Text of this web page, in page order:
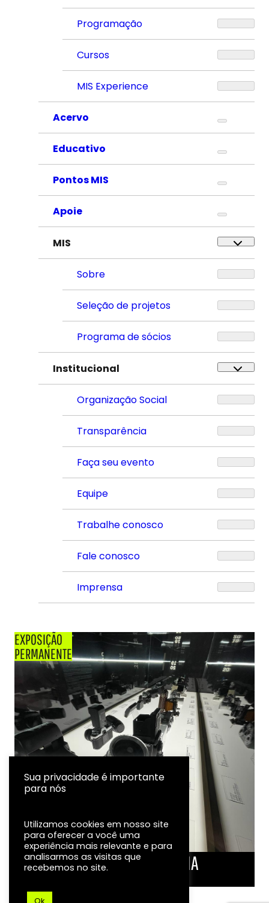
Programação
Cursos
MIS Experience
Acervo
Educativo
Pontos MIS
Apoie
MIS
Sobre
Seleção de projetos
Programa de sócios
Institucional
Organização Social
Transparência
Faça seu evento
Equipe
Trabalhe conosco
Fale conosco
Imprensa
EXPOSIÇÃO
PERMANENTE
LINHA DO TEMPO DA FOTOGRAFIA
Sua privacidade é importante
para nós
Utilizamos cookies em nosso site
para oferecer a você uma
experiência mais relevante e para
analisarmos as visitas que
recebemos no site.